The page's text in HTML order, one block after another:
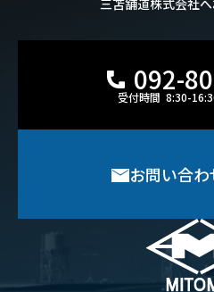
三苫舗道株式会社
092-
受付時間 8:30-
お問い合